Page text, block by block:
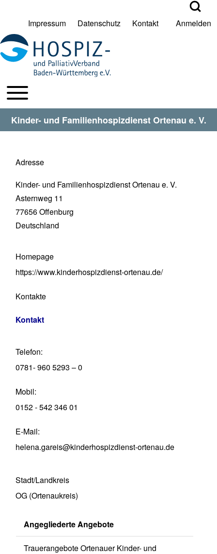
Suche Schließen
Suche
User account menu
Impressum Datenschutz Kontakt Anmelden
HPV BW Hauptmenu
Toggle main menu
Kinder- und Familienhospizdienst Ortenau e. V.
Adresse
Kinder- und Familienhospizdienst Ortenau e. V.
Asternweg 11
77656Offenburg
Deutschland
Homepage
https://www.kinderhospizdienst-ortenau.de/
Kontakte
Kontakt
Telefon
0781- 960 5293 – 0
Mobil
0152 - 542 346 01
E-Mail
helena.gareis@kinderhospizdienst-ortenau.de
Stadt/Landkreis
OG (Ortenaukreis)
Angegliederte Angebote
Trauerangebote Ortenauer Kinder- und